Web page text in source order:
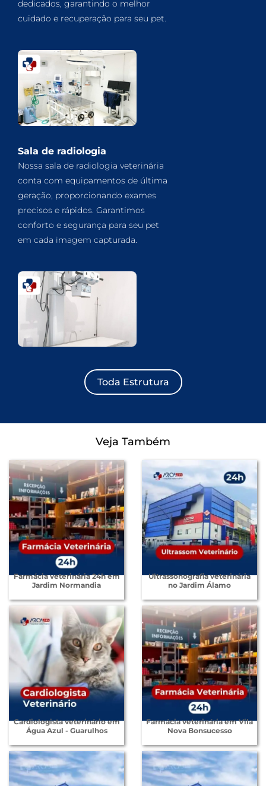
dedicados, garantindo o melhor
cuidado e recuperação para seu pet.
Sala de radiologia
Nossa sala de radiologia veterinária
conta com equipamentos de última
geração, proporcionando exames
precisos e rápidos. Garantimos
conforto e segurança para seu pet
em cada imagem capturada.
Toda Estrutura
Veja Também
Farmácia veterinária 24h em
Jardim Normandia
Ultrassonografia veterinária
no Jardim Álamo
Cardiologista veterinário em
Água Azul - Guarulhos
Farmácia veterinária em Vila
Nova Bonsucesso